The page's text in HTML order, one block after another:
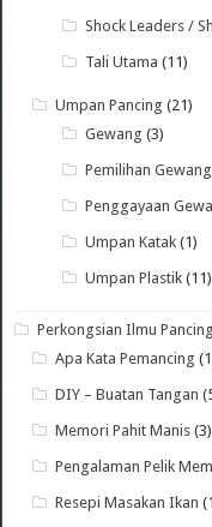
Shock Leaders /
Tali Utama (11)
Umpan Pancing (21)
Gewang (3)
Pemilihan Gewang
Penggayaan
Umpan Katak (1)
Umpan Plastik (11)
Perkongsian Ilmu Pancing
Apa Kata Pemancing
DIY – Buatan Tangan
Memori Pahit Manis (3)
Pengalaman Pelik
Resepi Masakan Ikan